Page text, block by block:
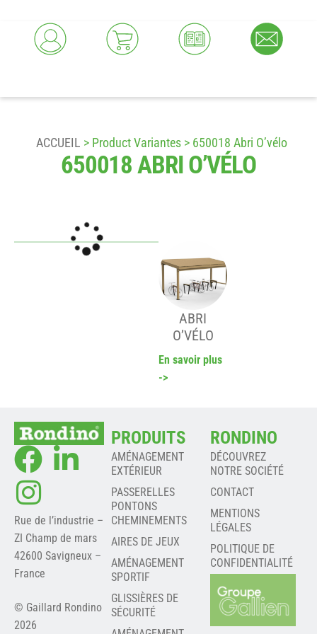
ACCUEIL > Product Variantes > 650018 Abri O’vélo
650018 ABRI O’VÉLO
ABRI
O’VÉLO
En savoir plus
->
Rue de l’industrie –
ZI Champ de mars
42600 Savigneux –
France
© Gaillard Rondino
2026
PRODUITS
AMÉNAGEMENT
EXTÉRIEUR
PASSERELLES
PONTONS
CHEMINEMENTS
AIRES DE JEUX
AMÉNAGEMENT
SPORTIF
GLISSIÈRES DE
SÉCURITÉ
RONDINO
DÉCOUVREZ
NOTRE SOCIÉTÉ
CONTACT
MENTIONS
LÉGALES
POLITIQUE DE
CONFIDENTIALITÉ